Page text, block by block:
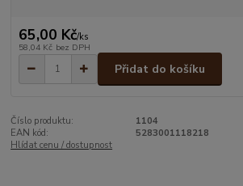
65,00 Kč/ks
58,04 Kč bez DPH
Přidat do košíku
Číslo produktu:
1104
EAN kód:
5283001118218
Hlídat cenu / dostupnost